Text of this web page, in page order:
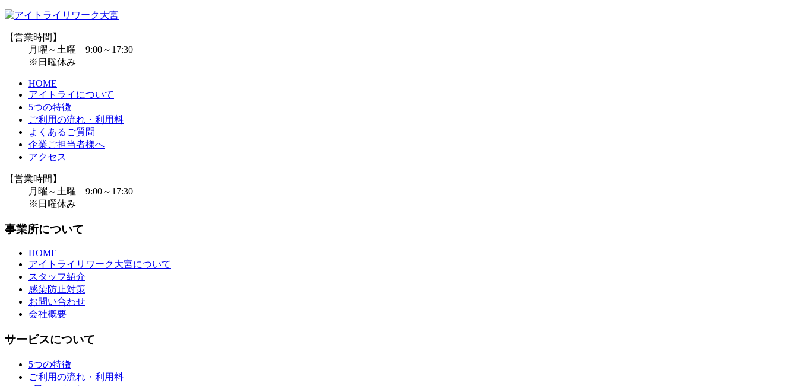
【営業時間】
月曜～土曜 9:00～17:30
※日曜休み
HOME
アイトライについて
5つの特徴
ご利用の流れ・利用料
よくあるご質問
企業ご担当者様へ
アクセス
【営業時間】
月曜～土曜 9:00～17:30
※日曜休み
事業所について
HOME
アイトライリワーク大宮について
スタッフ紹介
感染防止対策
お問い合わせ
会社概要
サービスについて
5つの特徴
ご利用の流れ・利用料